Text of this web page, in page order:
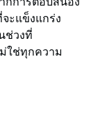
ะแข็งแกร่ง
ช่วงที่
ใช่ทุกความ